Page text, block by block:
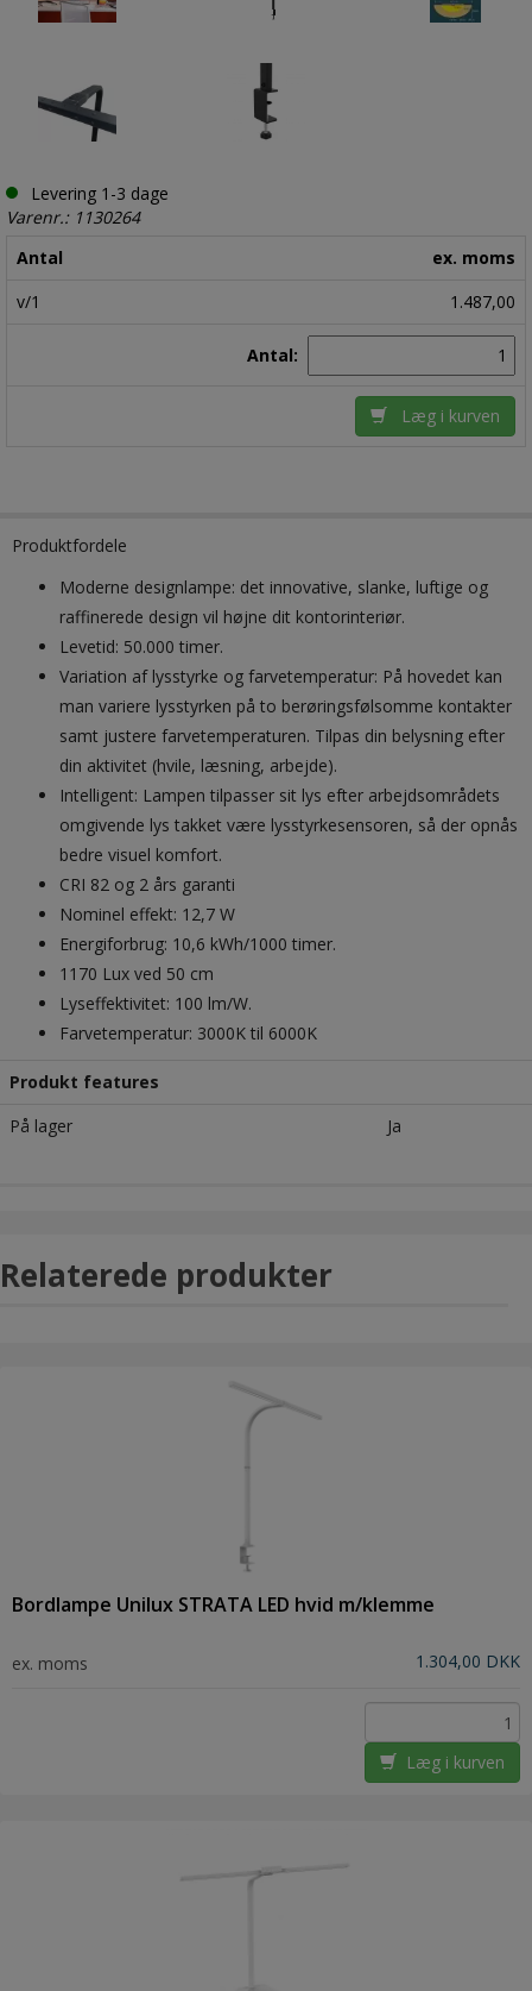
Levering 1-3 dage
Varenr.: 1130264
Antal
ex. moms
v/1
1.487,00
Antal:
Læg i kurven
Produktfordele
Moderne designlampe: det innovative, slanke, luftige og
raffinerede design vil højne dit kontorinteriør.
Levetid: 50.000 timer.
Variation af lysstyrke og farvetemperatur: På hovedet kan
man variere lysstyrken på to berøringsfølsomme kontakter
samt justere farvetemperaturen. Tilpas din belysning efter
din aktivitet (hvile, læsning, arbejde).
Intelligent: Lampen tilpasser sit lys efter arbejdsområdets
omgivende lys takket være lysstyrkesensoren, så der opnås
bedre visuel komfort.
CRI 82 og 2 års garanti
Nominel effekt: 12,7 W
Energiforbrug: 10,6 kWh/1000 timer.
1170 Lux ved 50 cm
Lyseffektivitet: 100 lm/W.
Farvetemperatur: 3000K til 6000K
Produkt features
På lager
Ja
Relaterede produkter
Bordlampe Unilux STRATA LED hvid m/klemme
ex. moms 1.304,00 DKK
Læg i kurven